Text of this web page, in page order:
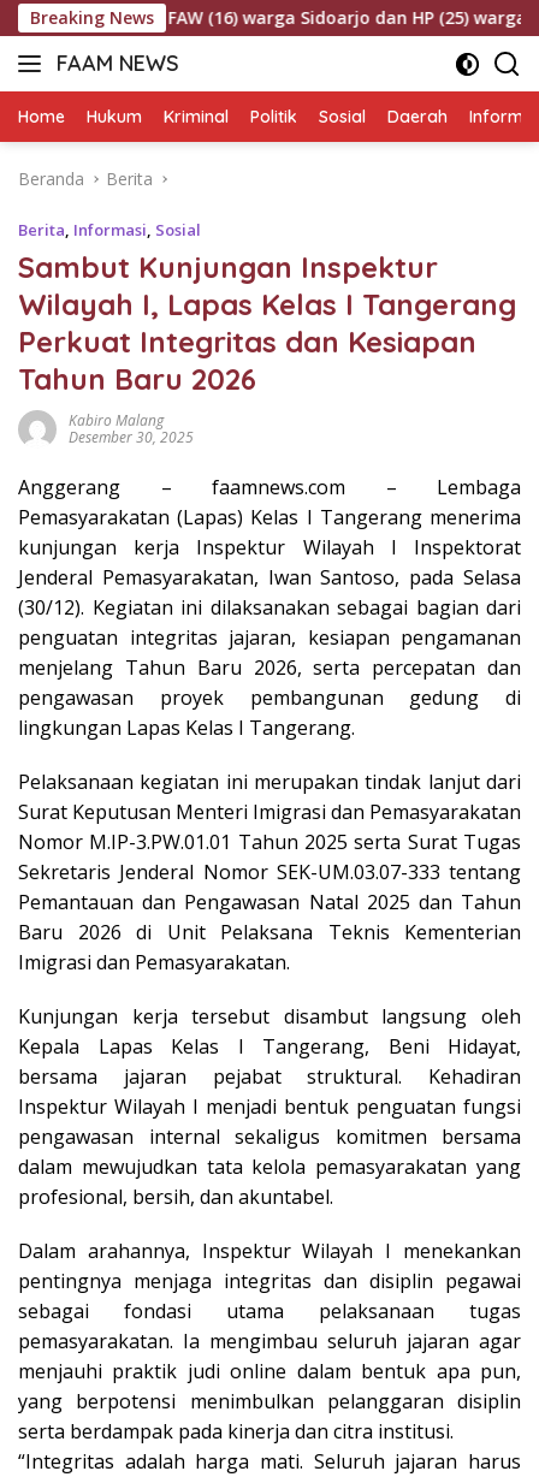
Langsung
ke
konten
Breaking News
FAW (16) warga Sidoarjo dan HP (25) warga Tulungagung.
FAAM NEWS
Mengungkap
Mengawal
Home Hukum Kriminal Politik Sosial Daerah
Beranda Berita
Berita, Informasi, Sosial
Sambut Kunjungan Inspektur
Wilayah I, Lapas Kelas I Tangerang
Perkuat Integritas dan Kesiapan
Tahun Baru 2026
Kabiro Malang
Desember 30, 2025
Anggerang – faamnews.com – Lembaga
Pemasyarakatan (Lapas) Kelas I Tangerang menerima
kunjungan kerja Inspektur Wilayah I Inspektorat
Jenderal Pemasyarakatan, Iwan Santoso, pada Selasa
(30/12). Kegiatan ini dilaksanakan sebagai bagian dari
penguatan integritas jajaran, kesiapan pengamanan
menjelang Tahun Baru 2026, serta percepatan dan
pengawasan proyek pembangunan gedung di
lingkungan Lapas Kelas I Tangerang.
Pelaksanaan kegiatan ini merupakan tindak lanjut dari
Surat Keputusan Menteri Imigrasi dan Pemasyarakatan
Nomor M.IP-3.PW.01.01 Tahun 2025 serta Surat Tugas
Sekretaris Jenderal Nomor SEK-UM.03.07-333 tentang
Pemantauan dan Pengawasan Natal 2025 dan Tahun
Baru 2026 di Unit Pelaksana Teknis Kementerian
Imigrasi dan Pemasyarakatan.
Kunjungan kerja tersebut disambut langsung oleh
Kepala Lapas Kelas I Tangerang, Beni Hidayat,
bersama jajaran pejabat struktural. Kehadiran
Inspektur Wilayah I menjadi bentuk penguatan fungsi
pengawasan internal sekaligus komitmen bersama
dalam mewujudkan tata kelola pemasyarakatan yang
profesional, bersih, dan akuntabel.
Dalam arahannya, Inspektur Wilayah I menekankan
pentingnya menjaga integritas dan disiplin pegawai
sebagai fondasi utama pelaksanaan tugas
pemasyarakatan. Ia mengimbau seluruh jajaran agar
menjauhi praktik judi online dalam bentuk apa pun,
yang berpotensi menimbulkan pelanggaran disiplin
serta berdampak pada kinerja dan citra institusi.
“Integritas adalah harga mati. Seluruh jajaran harus